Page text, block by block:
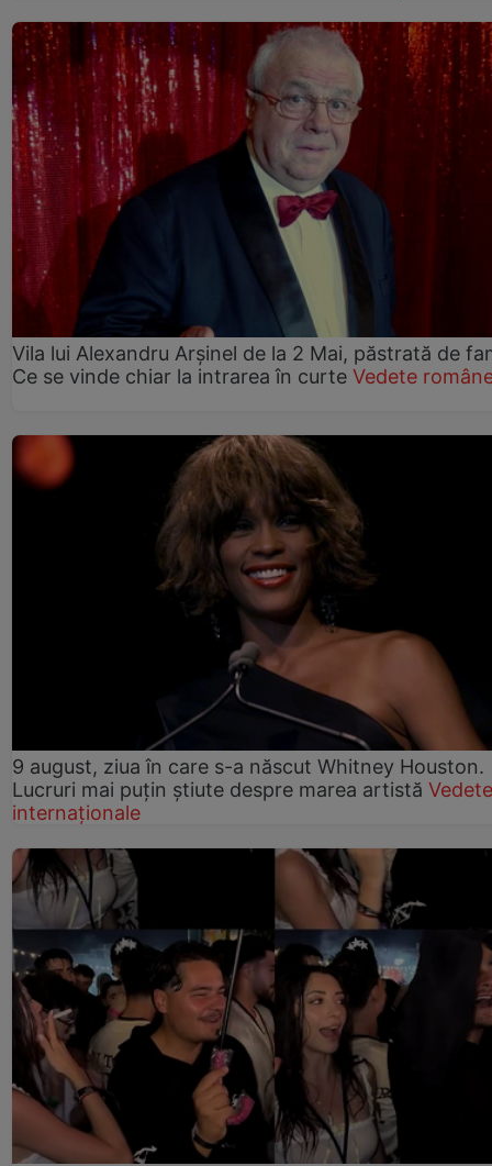
Vila lui Alexandru Arșinel de la 2 Mai, păstrată de
Ce se vinde chiar la intrarea în curte Vedete
9 august, ziua în care s-a născut Whitney Houston.
Lucruri mai puțin știute despre marea artistă Vedete
internaționale